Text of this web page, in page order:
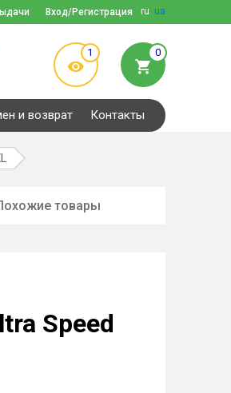
ru ua
Вход/Регистрация
1 0
и возврат Контакты
товары
Speed